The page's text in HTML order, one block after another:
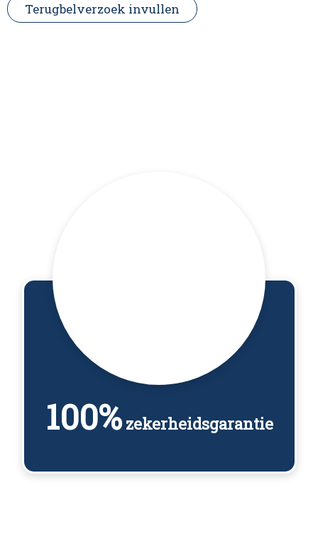
Terugbelverzoek invullen
100%zekerheidsgarantie